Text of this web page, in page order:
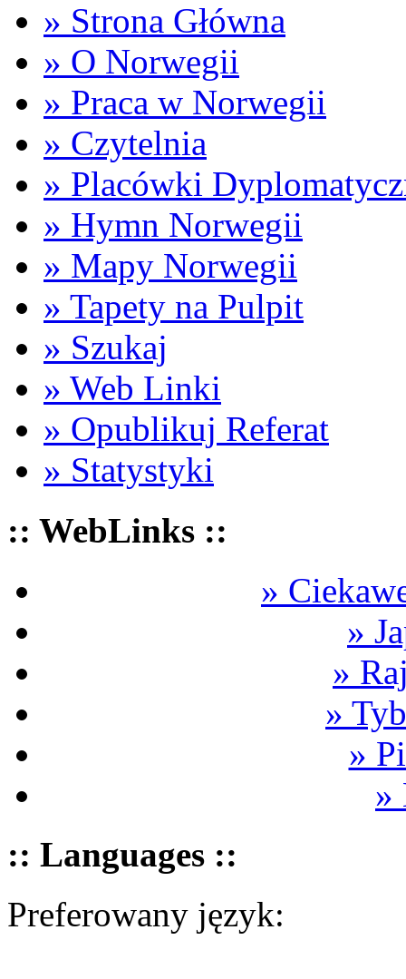
» Strona Główna
» O Norwegii
» Praca w Norwegii
» Czytelnia
» Placówki
» Hymn Norwegii
» Mapy Norwegii
» Tapety na Pulpit
» Szukaj
» Web Linki
» Opublikuj Referat
» Statystyki
:: WebLinks ::
»
»
»
»
»
»
:: Languages ::
Preferowany język: